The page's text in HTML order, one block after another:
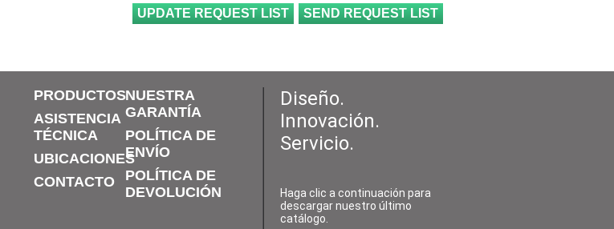
PRODUCTOS
ASISTENCIA
TÉCNICA
UBICACIONES
CONTACTO
NUESTRA
GARANTÍA
POLÍTICA DE
ENVÍO
POLÍTICA DE
DEVOLUCIÓN
Diseño.
Innovación.
Servicio.
Haga clic a continuación para
descargar nuestro último
catálogo.